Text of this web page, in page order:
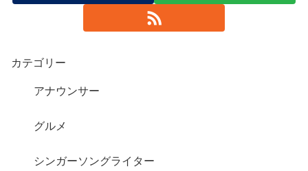
カテゴリー
アナウンサー
グルメ
シンガーソングライター